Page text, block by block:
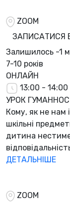
ZOOM
ЗАПИСАТИСЯ
Залишилось -1
7-10 років
ОНЛАЙН
13:00 - 14:00
УРОК
Кому, як не нам
шкільні
дитина
ДЕТАЛЬНІШЕ
ZOOM